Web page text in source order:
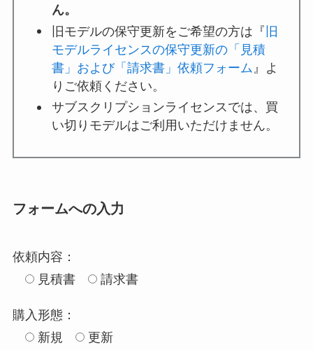
ん。
旧モデルの保守更新をご希望の方は『 旧
モデルライセンスの保守更新の「見積
書」および「請求書」依頼フォーム 』よ
りご依頼ください。
サブスクリプションライセンスでは、買
い切りモデルはご利用いただけません。
フォームへの入力
依頼内容：
見積書
請求書
購入形態：
新規
更新